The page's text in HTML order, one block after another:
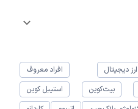
دیجیتال
افراد معروف
بیت‌کوین
استیبل کوین